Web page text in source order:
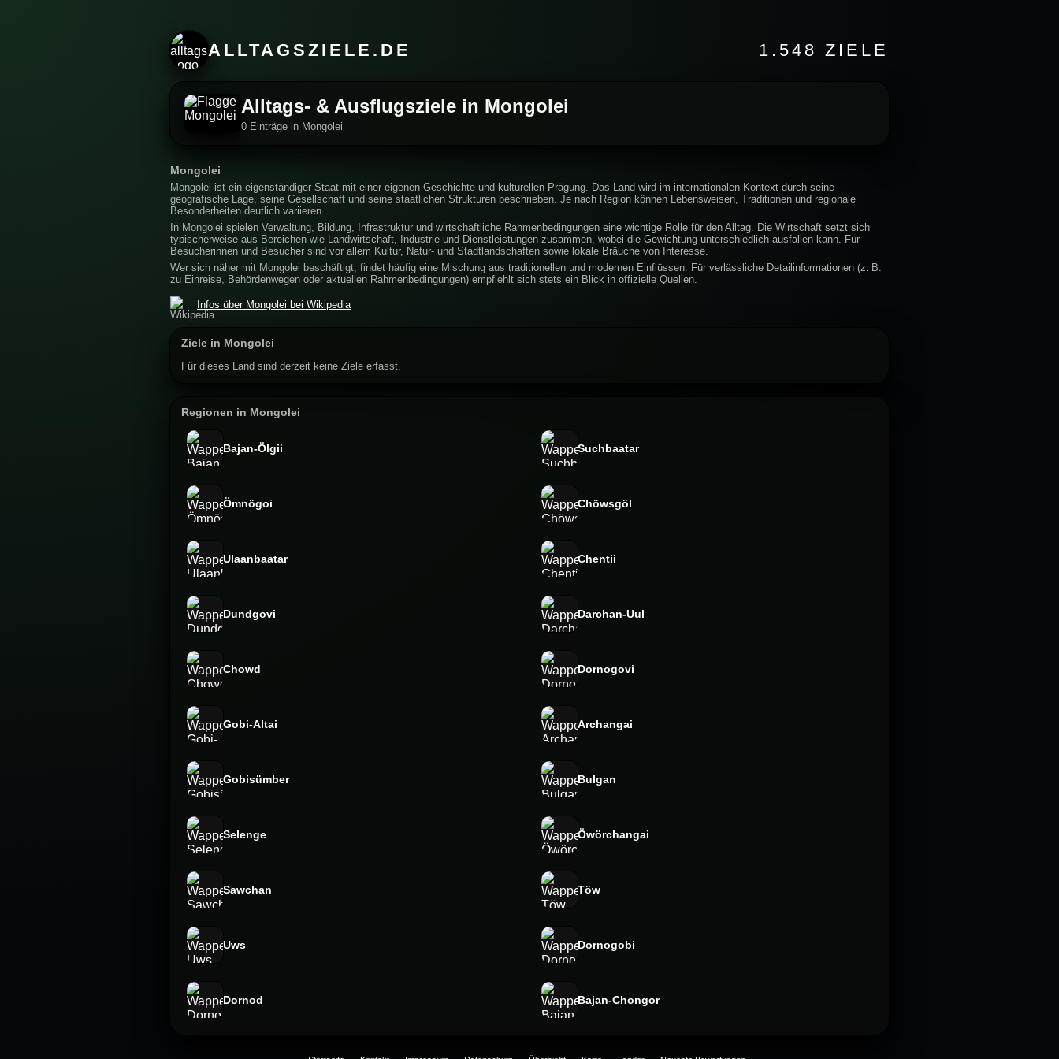
ALLTAGSZIELE.DE 1.548 ZIELE
Alltags- & Ausflugsziele in Mongolei
0 Einträge in Mongolei
Mongolei
Mongolei ist ein eigenständiger Staat mit einer eigenen Geschichte und kulturellen Prägung. Das Land wird im internationalen Kontext durch seine
geografische Lage, seine Gesellschaft und seine staatlichen Strukturen beschrieben. Je nach Region können Lebensweisen, Traditionen und regionale
Besonderheiten deutlich variieren.
In Mongolei spielen Verwaltung, Bildung, Infrastruktur und wirtschaftliche Rahmenbedingungen eine wichtige Rolle für den Alltag. Die Wirtschaft setzt sich
typischerweise aus Bereichen wie Landwirtschaft, Industrie und Dienstleistungen zusammen, wobei die Gewichtung unterschiedlich ausfallen kann. Für
Besucherinnen und Besucher sind vor allem Kultur, Natur- und Stadtlandschaften sowie lokale Bräuche von Interesse.
Wer sich näher mit Mongolei beschäftigt, findet häufig eine Mischung aus traditionellen und modernen Einflüssen. Für verlässliche Detailinformationen (z. B.
zu Einreise, Behördenwegen oder aktuellen Rahmenbedingungen) empfiehlt sich stets ein Blick in offizielle Quellen.
Infos über Mongolei bei Wikipedia
Ziele in Mongolei
Für dieses Land sind derzeit keine Ziele erfasst.
Regionen in Mongolei
Bajan-Ölgii Suchbaatar
Ömnögoi Chöwsgöl
Ulaanbaatar Chentii
Dundgovi Darchan-Uul
Chowd Dornogovi
Gobi-Altai Archangai
Gobisümber Bulgan
Selenge Öwörchangai
Sawchan Töw
Uws Dornogobi
Dornod Bajan-Chongor